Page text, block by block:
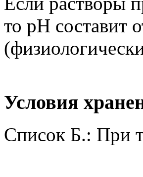
то pH составит
Условия
Список Б.: При